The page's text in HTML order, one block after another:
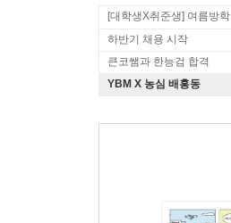
[대학생X취준생] 여름방학
하반기 채용 시작
큰코쌤과 한능검 합격
YBM X 농심 배홍동